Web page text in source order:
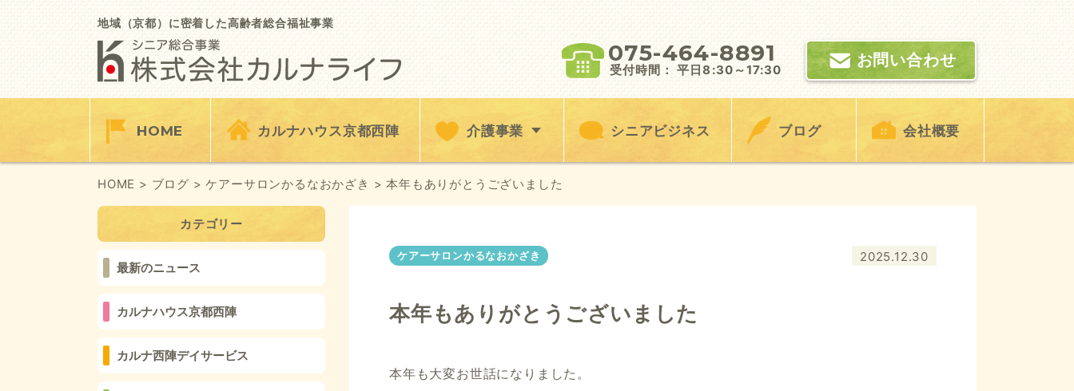
Skip
to
content
地域（京都）に密着した高齢者総合福祉事業
075-464-8891
受付時間： 平日8:30～17:30
お問い合わせ
HOME カルナハウス京都西陣 介護事業 シニアビジネス ブログ 会社概要
HOME > ブログ > ケアーサロンかるなおかざき > 本年もありがとうございました
カテゴリー
最新のニュース
カルナハウス京都西陣
カルナ西陣デイサービス
2025.12.30
ケアーサロンかるなおかざき
本年もありがとうございました
本年も大変お世話になりました。